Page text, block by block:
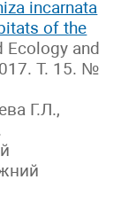
incarnata
of the
Ecology and
Т. 15. №
Г.Л.,